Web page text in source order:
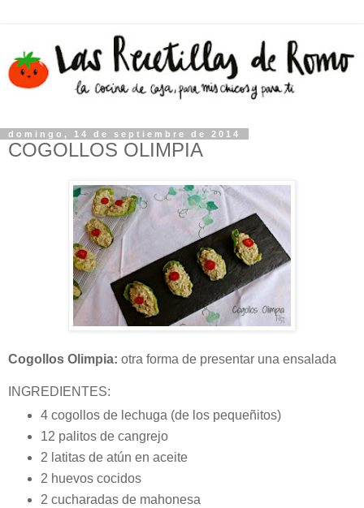
domingo, 14 de septiembre de 2014
COGOLLOS OLIMPIA
Cogollos Olimpia: otra forma de presentar una ensalada
INGREDIENTES:
4 cogollos de lechuga (de los pequeñitos)
12 palitos de cangrejo
2 latitas de atún en aceite
2 huevos cocidos
2 cucharadas de mahonesa